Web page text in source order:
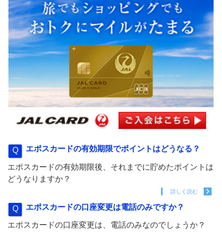
エポスカードの有効期限でポイントはどうなる？
エポスカードの有効期限後、それまでに貯めたポイントは
どうなりますか？
詳しく読む
エポスカードの口座変更は電話のみですか？
エポスカードの口座変更は、電話のみなのでしょうか？